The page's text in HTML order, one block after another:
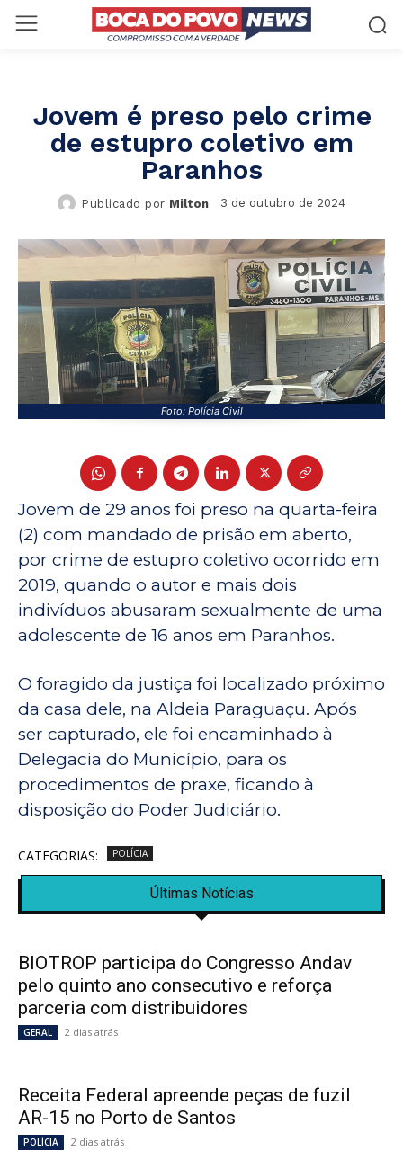
Jovem é preso pelo crime
de estupro coletivo em
Paranhos
Publicado por Milton 3 de outubro de 2024
Foto: Polícia Civil
Jovem de 29 anos foi preso na quarta-feira
(2) com mandado de prisão em aberto,
por crime de estupro coletivo ocorrido em
2019, quando o autor e mais dois
indivíduos abusaram sexualmente de uma
adolescente de 16 anos em Paranhos.
O foragido da justiça foi localizado próximo
da casa dele, na Aldeia Paraguaçu. Após
ser capturado, ele foi encaminhado à
Delegacia do Município, para os
procedimentos de praxe, ficando à
disposição do Poder Judiciário.
CATEGORIAS: POLÍCIA
Últimas Notícias
BIOTROP participa do Congresso Andav
pelo quinto ano consecutivo e reforça
parceria com distribuidores
GERAL 2 dias atrás
Receita Federal apreende peças de fuzil
AR-15 no Porto de Santos
POLÍCIA 2 dias atrás